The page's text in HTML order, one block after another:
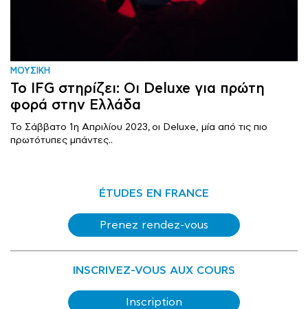
ΜΟΥΣΙΚΗ
Το IFG στηρίζει: Οι Deluxe για πρώτη
φορά στην Ελλάδα
Το Σάββατο 1η Απριλίου 2023, οι Deluxe, μία από τις πιο
πρωτότυπες μπάντες..
ÉTUDES EN FRANCE
Prenez rendez-vous
INSCRIVEZ-VOUS AUX COURS
Inscription